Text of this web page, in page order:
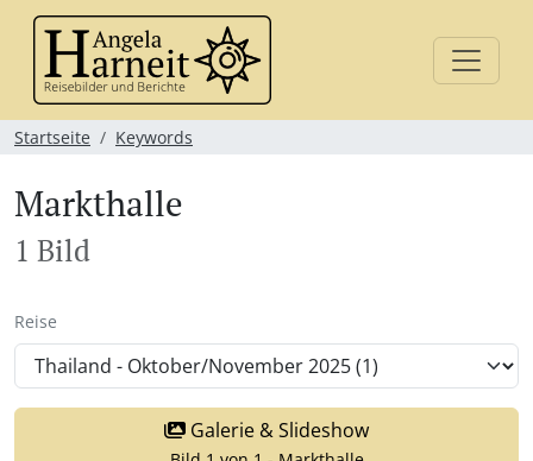
Startseite Keywords
Markthalle
1 Bild
Reise
Galerie & Slideshow